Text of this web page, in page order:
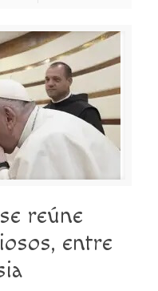
reúne
entre